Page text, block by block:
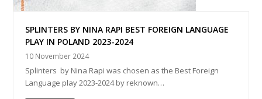
SPLINTERS BY NINA RAPI BEST FOREIGN LANGUAGE
PLAY IN POLAND 2023-2024
10 November 2024
Splinters by Nina Rapi was chosen as the Best Foreign
Language play 2023-2024 by reknown…